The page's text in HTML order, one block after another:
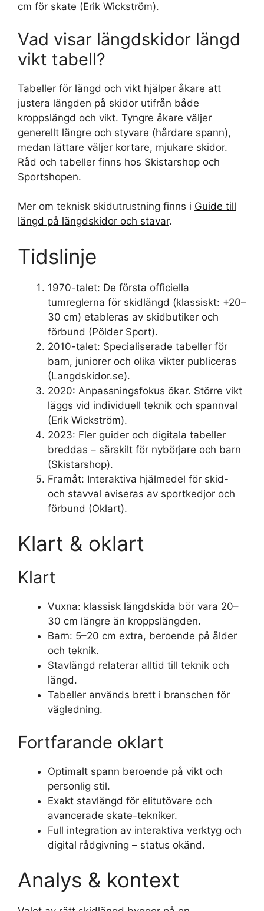
cm för skate (Erik Wickström).
Vad visar längdskidor längd
vikt tabell?
Tabeller för längd och vikt hjälper åkare att
justera längden på skidor utifrån både
kroppslängd och vikt. Tyngre åkare väljer
generellt längre och styvare (hårdare spann),
medan lättare väljer kortare, mjukare skidor.
Råd och tabeller finns hos Skistarshop och
Sportshopen.
Mer om teknisk skidutrustning finns i Guide till
längd på längdskidor och stavar.
Tidslinje
1970-talet: De första officiella
tumreglerna för skidlängd (klassiskt: +20–
30 cm) etableras av skidbutiker och
förbund (Pölder Sport).
2010-talet: Specialiserade tabeller för
barn, juniorer och olika vikter publiceras
(Langdskidor.se).
2020: Anpassningsfokus ökar. Större vikt
läggs vid individuell teknik och spannval
(Erik Wickström).
2023: Fler guider och digitala tabeller
breddas – särskilt för nybörjare och barn
(Skistarshop).
Framåt: Interaktiva hjälmedel för skid-
och stavval aviseras av sportkedjor och
förbund (Oklart).
Klart & oklart
Klart
Vuxna: klassisk längdskida bör vara 20–
30 cm längre än kroppslängden.
Barn: 5–20 cm extra, beroende på ålder
och teknik.
Stavlängd relaterar alltid till teknik och
längd.
Tabeller används brett i branschen för
vägledning.
Fortfarande oklart
Optimalt spann beroende på vikt och
personlig stil.
Exakt stavlängd för elitutövare och
avancerade skate-tekniker.
Full integration av interaktiva verktyg och
digital rådgivning – status okänd.
Analys & kontext